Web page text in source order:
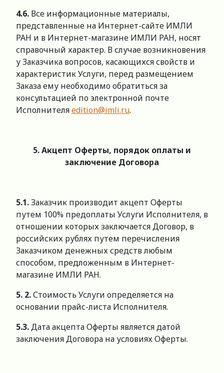
4.6. Все информационные материалы,
представленные на Интернет-сайте ИМЛИ
РАН и в Интернет-магазине ИМЛИ РАН, носят
справочный характер. В случае возникновения
у Заказчика вопросов, касающихся свойств и
характеристик Услуги, перед размещением
Заказа ему необходимо обратиться за
консультацией по электронной почте
Исполнителяedition@imli.ru.
5. Акцепт Оферты, порядок оплаты и
заключение Договора
5.1.Заказчик производит акцепт Оферты
путем 100% предоплаты Услуги Исполнителя, в
отношении которых заключается Договор, в
российских рублях путем перечисления
Заказчиком денежных средств любым
способом, предложенным в Интернет-
магазине ИМЛИ РАН.
5. 2.Стоимость Услуги определяется на
основании прайс-листа Исполнителя.
5.3.Дата акцепта Оферты является датой
заключения Договора на условиях Оферты.